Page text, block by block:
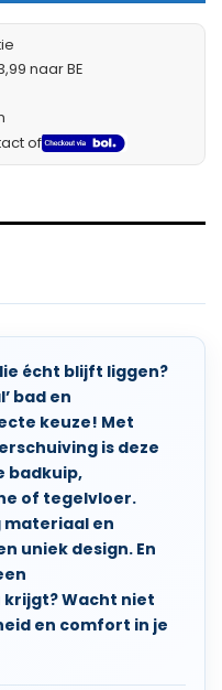
naar BE
of
écht blijft liggen?
bad en
keuze! Met
is deze
badkuip,
of tegelvloer.
materiaal en
uniek design. En
Wacht niet
en comfort in je